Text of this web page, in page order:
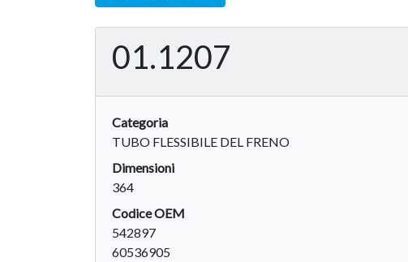
01.1207
Categoria
TUBO FLESSIBILE DEL FRENO
Dimensioni
364
Codice OEM
542897
60536905